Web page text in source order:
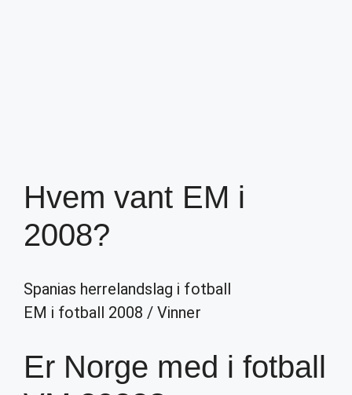
Hvem vant EM i
2008?
Spanias herrelandslag i fotball
EM i fotball 2008 /Vinner
Er Norge med i fotball